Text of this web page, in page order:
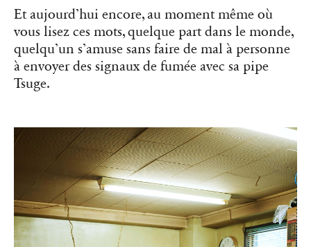
Et aujourd’hui encore, au moment même où
vous lisez ces mots, quelque part dans le monde,
quelqu’un s’amuse sans faire de mal à personne
à envoyer des signaux de fumée avec sa pipe
Tsuge.